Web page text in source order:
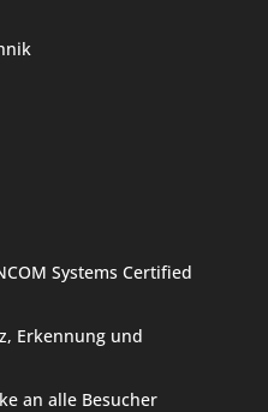
Systems Certified
Erkennung und
an alle Besucher